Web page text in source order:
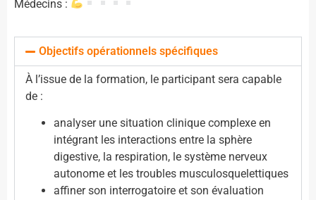
Médecins :
Objectifs opérationnels spécifiques
À l’issue de la formation, le participant sera capable
de :
analyser une situation clinique complexe en
intégrant les interactions entre la sphère
digestive, la respiration, le système nerveux
autonome et les troubles musculosquelettiques
affiner son interrogatoire et son évaluation